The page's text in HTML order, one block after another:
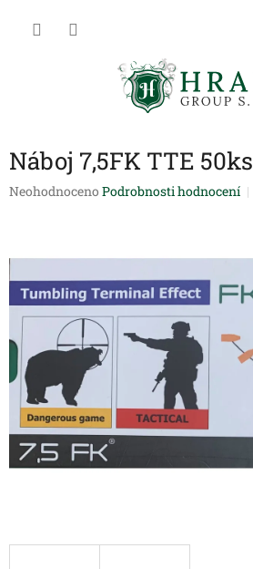
Náboj 7,5FK TTE 50ks
Průměrné
0,0
z
hvězdiček.
Neohodnoceno Podrobnosti hodnocení